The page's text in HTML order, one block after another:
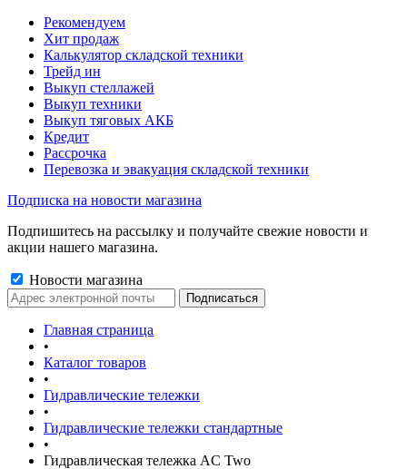
Рекомендуем
Хит продаж
Калькулятор складской техники
Трейд ин
Выкуп стеллажей
Выкуп техники
Выкуп тяговых АКБ
Кредит
Рассрочка
Перевозка и эвакуация складской техники
Подписка на новости магазина
Подпишитесь на рассылку и получайте свежие новости и
акции нашего магазина.
Новости магазина
Главная страница
•
Каталог товаров
•
Гидравлические тележки
•
Гидравлические тележки стандартные
•
Гидравлическая тележка AC Two